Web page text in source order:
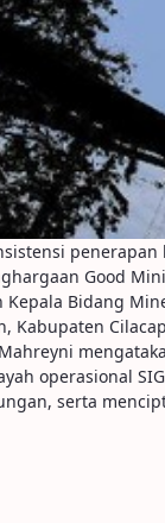
Good
Bidang
Kabupaten
operasional
serta